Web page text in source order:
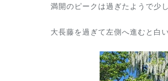
満開のピークは過ぎたようで少
大長藤を過ぎて左側へ進むと白